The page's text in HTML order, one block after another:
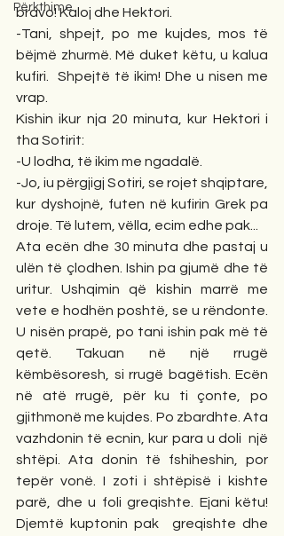
Përkthime
bravo! Kaloj dhe Hektori.
-Tani, shpejt, po me kujdes, mos të
bëjmë zhurmë. Më duket këtu, u kalua
kufiri.  Shpejtë të ikim! Dhe u nisen me
vrap.
Kishin ikur nja 20 minuta, kur Hektori i
tha Sotirit:
-U lodha, të ikim me ngadalë.
-Jo, iu përgjigj Sotiri, se rojet shqiptare,
kur dyshojnë, futen në kufirin Grek pa
droje. Të lutem, vëlla, ecim edhe pak...
Ata ecën dhe 30 minuta dhe pastaj u
ulën të çlodhen. Ishin pa gjumë dhe të
uritur. Ushqimin që kishin marrë me
vete e hodhën poshtë, se u rëndonte.
U nisën prapë, po tani ishin pak më të
qetë. Takuan në një rrugë
këmbësoresh, si rrugë bagëtish. Ecën
në atë rrugë, për ku ti çonte, po
gjithmonë me kujdes. Po zbardhte. Ata
vazhdonin të ecnin, kur para u doli  një
shtëpi. Ata donin të fshiheshin, por
tepër vonë. I zoti i shtëpisë i kishte
parë, dhe u foli greqishte. Ejani këtu!
Djemtë kuptonin pak  greqishte dhe